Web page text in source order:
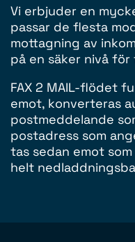
Vi erbjuder en
passar de flesta
mottagning av
på en säker nivå
FAX 2 MAIL-flödet
emot, konverteras
postmeddelande
postadress som
tas sedan emot
helt